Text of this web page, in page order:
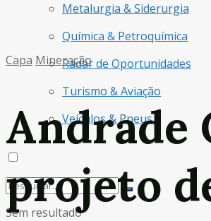
Metalurgia & Siderurgia
Química & Petroquímica
Radar de Oportunidades
Turismo & Aviação
Veículos & Pneus
Sem resultado
Capa Mineração
Andrade
projeto